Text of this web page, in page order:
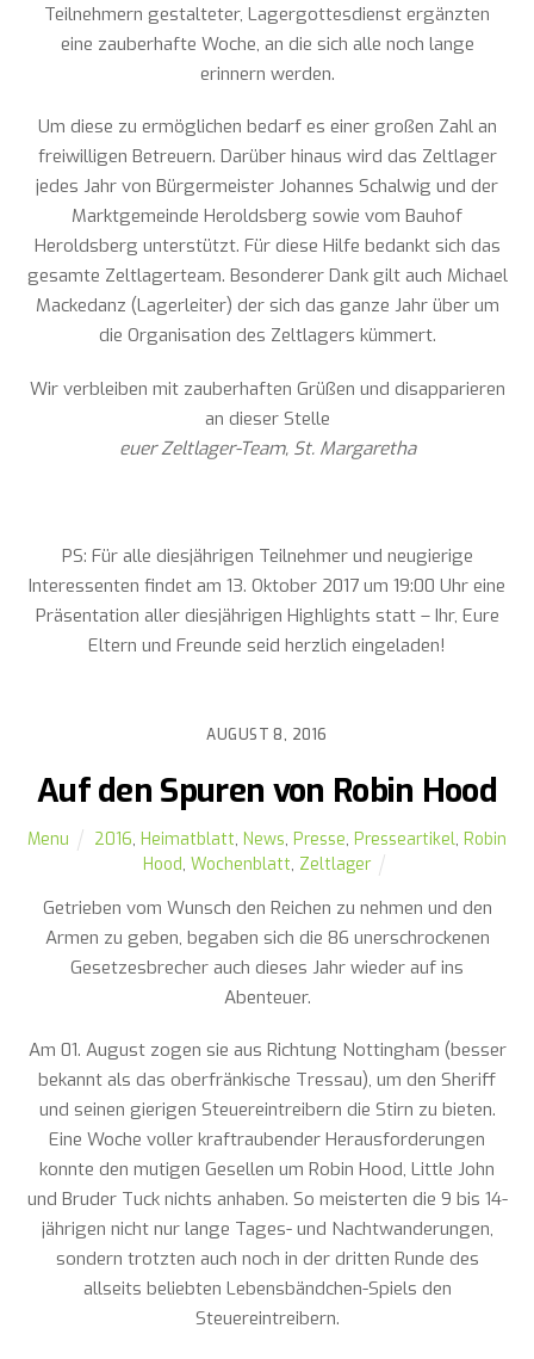
Teilnehmern gestalteter, Lagergottesdienst ergänzten
eine zauberhafte Woche, an die sich alle noch lange
erinnern werden.
Um diese zu ermöglichen bedarf es einer großen Zahl an
freiwilligen Betreuern. Darüber hinaus wird das Zeltlager
jedes Jahr von Bürgermeister Johannes Schalwig und der
Marktgemeinde Heroldsberg sowie vom Bauhof
Heroldsberg unterstützt. Für diese Hilfe bedankt sich das
gesamte Zeltlagerteam. Besonderer Dank gilt auch Michael
Mackedanz (Lagerleiter) der sich das ganze Jahr über um
die Organisation des Zeltlagers kümmert.
Wir verbleiben mit zauberhaften Grüßen und disapparieren
an dieser Stelle
euer Zeltlager-Team, St. Margaretha
PS: Für alle diesjährigen Teilnehmer und neugierige
Interessenten findet am 13. Oktober 2017 um 19:00 Uhr eine
Präsentation aller diesjährigen Highlights statt – Ihr, Eure
Eltern und Freunde seid herzlich eingeladen!
AUGUST 8, 2016
Auf den Spuren von Robin Hood
Menu 2016, Heimatblatt, News, Presse, Presseartikel, Robin
Hood,Wochenblatt, Zeltlager
Getrieben vom Wunsch den Reichen zu nehmen und den
Armen zu geben, begaben sich die 86 unerschrockenen
Gesetzesbrecher auch dieses Jahr wieder auf ins
Abenteuer.
Am 01. August zogen sie aus Richtung Nottingham (besser
bekannt als das oberfränkische Tressau), um den Sheriff
und seinen gierigen Steuereintreibern die Stirn zu bieten.
Eine Woche voller kraftraubender Herausforderungen
konnte den mutigen Gesellen um Robin Hood, Little John
und Bruder Tuck nichts anhaben. So meisterten die 9 bis 14-
jährigen nicht nur lange Tages- und Nachtwanderungen,
sondern trotzten auch noch in der dritten Runde des
allseits beliebten Lebensbändchen-Spiels den
Steuereintreibern.